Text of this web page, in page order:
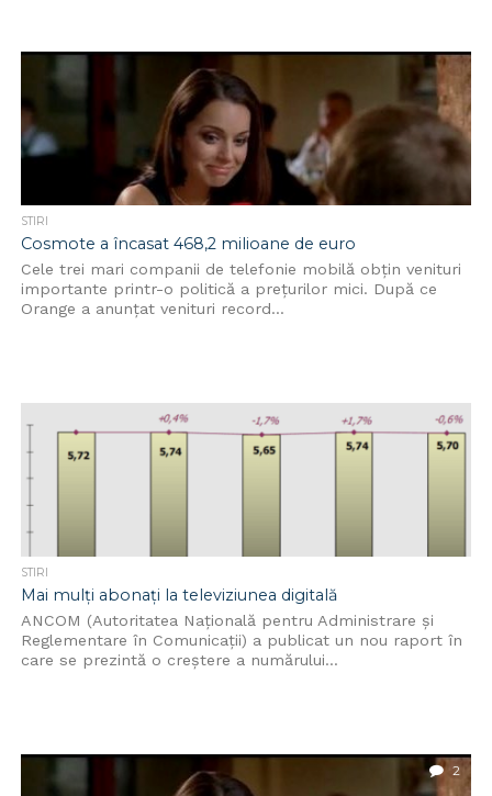
STIRI
Cosmote a încasat 468,2 milioane de euro
Cele trei mari companii de telefonie mobilă obțin venituri
importante printr-o politică a prețurilor mici. După ce
Orange a anunțat venituri record...
STIRI
Mai mulți abonați la televiziunea digitală
ANCOM (Autoritatea Naţională pentru Administrare şi
Reglementare în Comunicaţii) a publicat un nou raport în
care se prezintă o creștere a numărului...
2